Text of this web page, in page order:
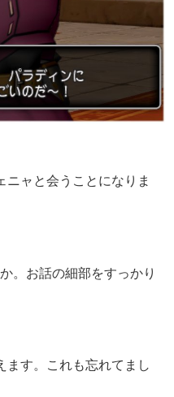
ニャと会うことになりま
。お話の細部をすっかり
ます。これも忘れてまし